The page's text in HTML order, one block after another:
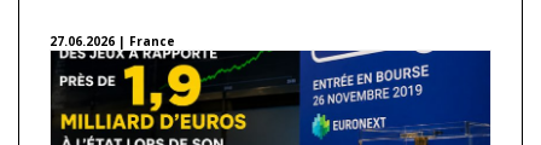
27.06.2026 | France